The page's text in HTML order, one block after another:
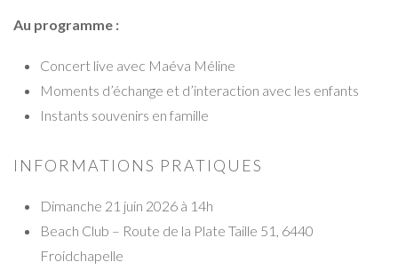
Au programme :
Concert live avec Maéva Méline
Moments d’échange et d’interaction avec les enfants
Instants souvenirs en famille
INFORMATIONS PRATIQUES
Dimanche 21 juin 2026 à 14h
Beach Club – Route de la Plate Taille 51, 6440
Froidchapelle